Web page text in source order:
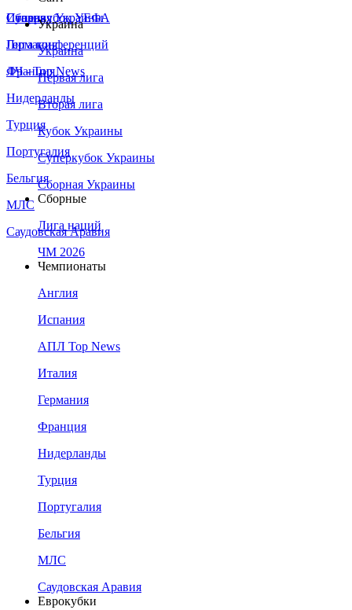
Сборная Украины
Италия
Германия
Франция
Нидерланды
Турция
Португалия
Бельгия
МЛС
Саудовская Аравия
Суперкубок УЕФА
Лига конференций
ЛЧ - Top News
Украина
Украина
Первая лига
Вторая лига
Кубок Украины
Суперкубок Украины
Сборная Украины
Сборные
Лига наций
ЧМ 2026
Чемпионаты
Англия
Испания
АПЛ Top News
Италия
Германия
Франция
Нидерланды
Турция
Португалия
Бельгия
МЛС
Саудовская Аравия
Еврокубки